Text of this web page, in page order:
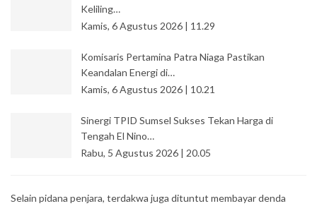
Keliling…
Kamis, 6 Agustus 2026 | 11.29
Komisaris Pertamina Patra Niaga Pastikan
Keandalan Energi di…
Kamis, 6 Agustus 2026 | 10.21
Sinergi TPID Sumsel Sukses Tekan Harga di
Tengah El Nino…
Rabu, 5 Agustus 2026 | 20.05
Selain pidana penjara, terdakwa juga dituntut membayar denda